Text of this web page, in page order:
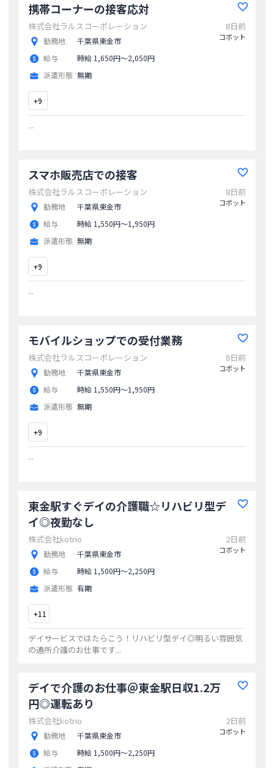
携帯コーナーの接客応対
株式会社ラルスコーポレーション
勤務地
千葉県東金市
給与
時給 1,650円〜2,050円
派遣形態 無期
8日前
コボット
+9
...
スマホ販売店での接客
株式会社ラルスコーポレーション
勤務地
千葉県東金市
給与
時給 1,550円〜1,950円
派遣形態 無期
8日前
コボット
+9
...
モバイルショップでの受付業務
株式会社ラルスコーポレーション
勤務地
千葉県東金市
給与
時給 1,550円〜1,950円
派遣形態 無期
8日前
コボット
+9
...
東金駅すぐデイの介護職☆リハビリ型デ
イ◎夜勤なし
株式会社kotrio
勤務地
千葉県東金市
給与
時給 1,500円〜2,250円
派遣形態 有期
2日前
コボット
+11
デイサービスではたらこう！リハビリ型デイ◎明るい雰囲気
の通所介護のお仕事です...
デイで介護のお仕事＠東金駅日収1.2万
円◎運転あり
株式会社kotrio
勤務地
千葉県東金市
給与
時給 1,500円〜2,250円
2日前
コボット